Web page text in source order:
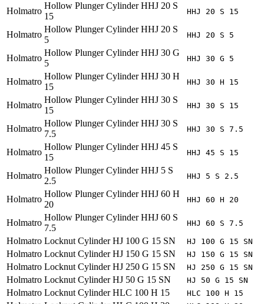
Holmatro
Hollow Plunger Cylinder HHJ 20 S
15
HHJ 20 S 15
Holmatro
Hollow Plunger Cylinder HHJ 20 S
5
HHJ 20 S 5
Holmatro
Hollow Plunger Cylinder HHJ 30 G
5
HHJ 30 G 5
Holmatro
Hollow Plunger Cylinder HHJ 30 H
15
HHJ 30 H 15
Holmatro
Hollow Plunger Cylinder HHJ 30 S
15
HHJ 30 S 15
Holmatro
Hollow Plunger Cylinder HHJ 30 S
7.5
HHJ 30 S 7.5
Holmatro
Hollow Plunger Cylinder HHJ 45 S
15
HHJ 45 S 15
Holmatro
Hollow Plunger Cylinder HHJ 5 S
2.5
HHJ 5 S 2.5
Holmatro
Hollow Plunger Cylinder HHJ 60 H
20
HHJ 60 H 20
Holmatro
Hollow Plunger Cylinder HHJ 60 S
7.5
HHJ 60 S 7.5
Holmatro Locknut Cylinder HJ 100 G 15 SN HJ 100 G 15 SN
Holmatro Locknut Cylinder HJ 150 G 15 SN HJ 150 G 15 SN
Holmatro Locknut Cylinder HJ 250 G 15 SN HJ 250 G 15 SN
Holmatro Locknut Cylinder HJ 50 G 15 SN HJ 50 G 15 SN
Holmatro Locknut Cylinder HLC 100 H 15 HLC 100 H 15